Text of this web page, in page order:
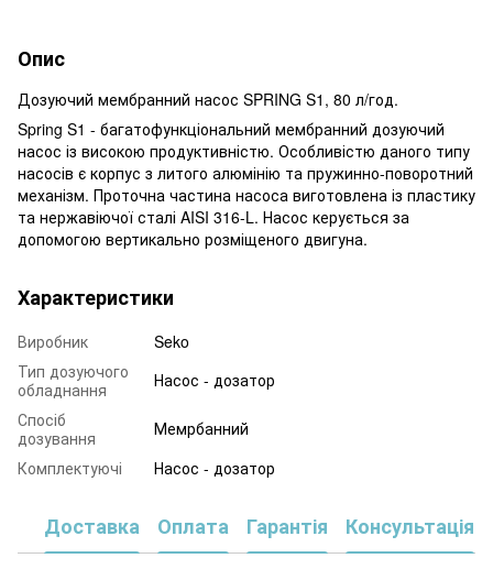
Опис
Дозуючий мембранний насос SPRING S1, 80 л/год.
Spring S1 - багатофункціональний мембранний дозуючий
насос із високою продуктивністю. Особливістю даного типу
насосів є корпус з литого алюмінію та пружинно-поворотний
механізм. Проточна частина насоса виготовлена із пластику
та нержавіючої сталі AISI 316-L. Насос керується за
допомогою вертикально розміщеного двигуна.
Характеристики
Виробник
Seko
Тип дозуючого
обладнання
Насос - дозатор
Спосіб
дозування
Мемрбанний
Комплектуючі
Насос - дозатор
Доставка Оплата Гарантія Консультація